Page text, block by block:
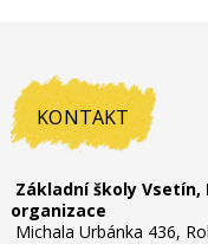
KONTAKT
Základní školy Vsetín,
organizace
Michala Urbánka 436,